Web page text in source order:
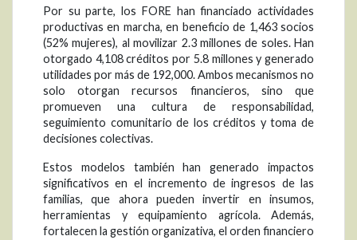
Por su parte, los FORE han financiado actividades
productivas en marcha, en beneficio de 1,463 socios
(52% mujeres), al movilizar 2.3 millones de soles. Han
otorgado 4,108 créditos por 5.8 millones y generado
utilidades por más de 192,000. Ambos mecanismos no
solo otorgan recursos financieros, sino que
promueven una cultura de responsabilidad,
seguimiento comunitario de los créditos y toma de
decisiones colectivas.
Estos modelos también han generado impactos
significativos en el incremento de ingresos de las
familias, que ahora pueden invertir en insumos,
herramientas y equipamiento agrícola. Además,
fortalecen la gestión organizativa, el orden financiero